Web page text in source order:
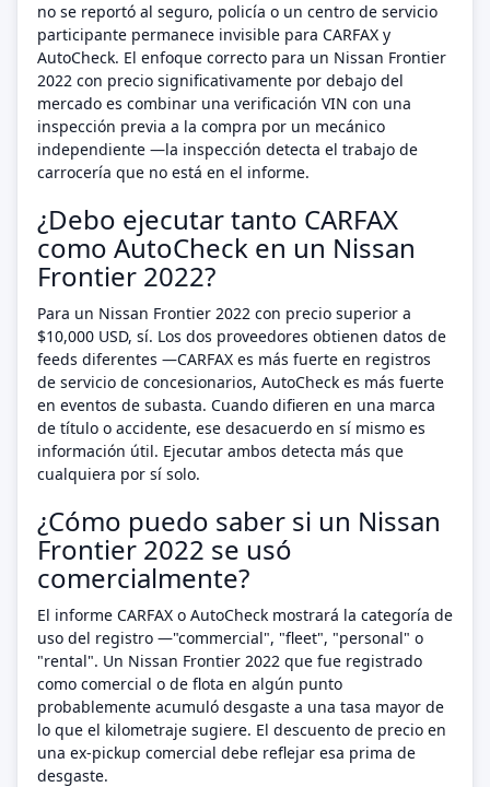
no se reportó al seguro, policía o un centro de servicio
participante permanece invisible para CARFAX y
AutoCheck. El enfoque correcto para un Nissan Frontier
2022 con precio significativamente por debajo del
mercado es combinar una verificación VIN con una
inspección previa a la compra por un mecánico
independiente —la inspección detecta el trabajo de
carrocería que no está en el informe.
¿Debo ejecutar tanto CARFAX
como AutoCheck en un Nissan
Frontier 2022?
Para un Nissan Frontier 2022 con precio superior a
$10,000 USD, sí. Los dos proveedores obtienen datos de
feeds diferentes —CARFAX es más fuerte en registros
de servicio de concesionarios, AutoCheck es más fuerte
en eventos de subasta. Cuando difieren en una marca
de título o accidente, ese desacuerdo en sí mismo es
información útil. Ejecutar ambos detecta más que
cualquiera por sí solo.
¿Cómo puedo saber si un Nissan
Frontier 2022 se usó
comercialmente?
El informe CARFAX o AutoCheck mostrará la categoría de
uso del registro —"commercial", "fleet", "personal" o
"rental". Un Nissan Frontier 2022 que fue registrado
como comercial o de flota en algún punto
probablemente acumuló desgaste a una tasa mayor de
lo que el kilometraje sugiere. El descuento de precio en
una ex-pickup comercial debe reflejar esa prima de
desgaste.